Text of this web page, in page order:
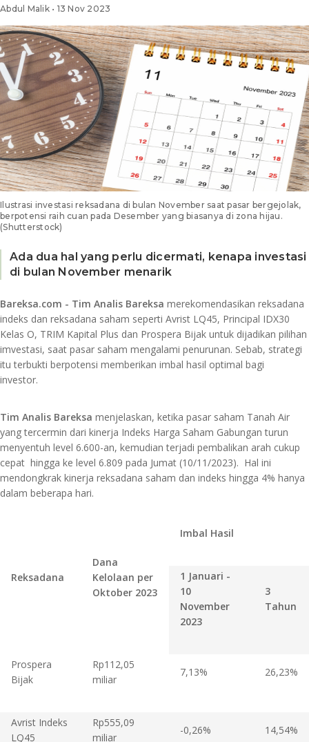
Abdul Malik • 13 Nov 2023
Ilustrasi investasi reksadana di bulan November saat pasar bergejolak,
berpotensi raih cuan pada Desember yang biasanya di zona hijau.
(Shutterstock)
Ada dua hal yang perlu dicermati, kenapa investasi
di bulan November menarik
Bareksa.com - Tim Analis Bareksa merekomendasikan reksadana
indeks dan reksadana saham seperti Avrist LQ45, Principal IDX30
Kelas O, TRIM Kapital Plus dan Prospera Bijak untuk dijadikan pilihan
imvestasi, saat pasar saham mengalami penurunan. Sebab, strategi
itu terbukti berpotensi memberikan imbal hasil optimal bagi
investor.
Tim Analis Bareksa menjelaskan, ketika pasar saham Tanah Air
yang tercermin dari kinerja Indeks Harga Saham Gabungan turun
menyentuh level 6.600-an, kemudian terjadi pembalikan arah cukup
cepat hingga ke level 6.809 pada Jumat (10/11/2023). Hal ini
mendongkrak kinerja reksadana saham dan indeks hingga 4% hanya
dalam beberapa hari.
Reksadana
Dana
Kelolaan per
Oktober 2023
Imbal Hasil
1 Januari -
10
November
2023
3
Tahun
Prospera
Bijak
Rp112,05
miliar
7,13% 26,23%
Avrist Indeks
LQ45
Rp555,09
miliar
-0,26% 14,54%